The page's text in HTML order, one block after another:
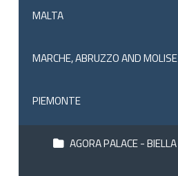
MALTA
MARCHE, ABRUZZO AND MOLISE
PIEMONTE
AGORA PALACE - BIELLA